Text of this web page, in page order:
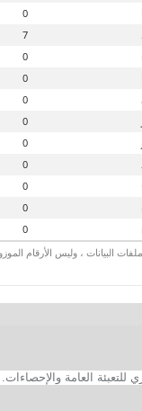
0
7
0
0
0
0
0
0
0
0
0
، وليس الأرقام